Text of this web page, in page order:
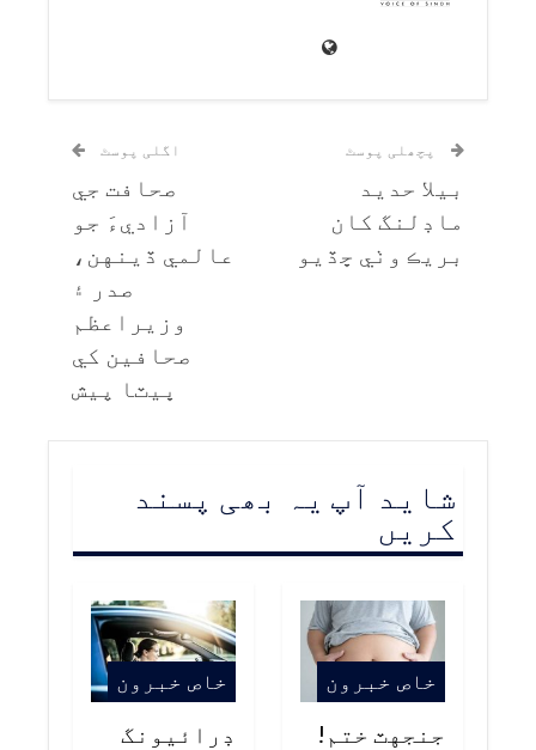
پچھلی پوسٹ
بيلا حديد
ماڊلنگ کان
بريڪ وٺي ڇڏيو
اگلی پوسٹ
صحافت جي
آزاديءَ جو
عالمي ڏينهن،
صدر ۽
وزيراعظم
صحافين کي
ڀيٽا پيش
شاید آپ یہ بھی پسند
کریں
خاص خبرون
جنجهٽ ختم!
خاص خبرون
ڊرائيونگ